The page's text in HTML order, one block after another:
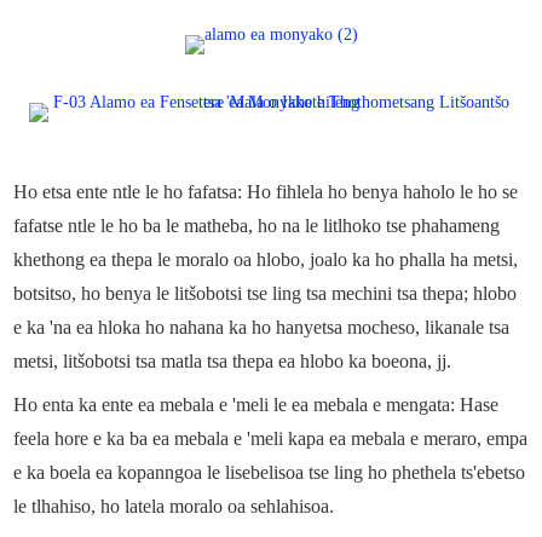
Ho etsa ente ntle le ho fafatsa: Ho fihlela ho benya haholo le ho se
fafatse ntle le ho ba le matheba, ho na le litlhoko tse phahameng
khethong ea thepa le moralo oa hlobo, joalo ka ho phalla ha metsi,
botsitso, ho benya le litšobotsi tse ling tsa mechini tsa thepa; hlobo
e ka 'na ea hloka ho nahana ka ho hanyetsa mocheso, likanale tsa
metsi, litšobotsi tsa matla tsa thepa ea hlobo ka boeona, jj.
Ho enta ka ente ea mebala e 'meli le ea mebala e mengata: Hase
feela hore e ka ba ea mebala e 'meli kapa ea mebala e meraro, empa
e ka boela ea kopanngoa le lisebelisoa tse ling ho phethela ts'ebetso
le tlhahiso, ho latela moralo oa sehlahisoa.